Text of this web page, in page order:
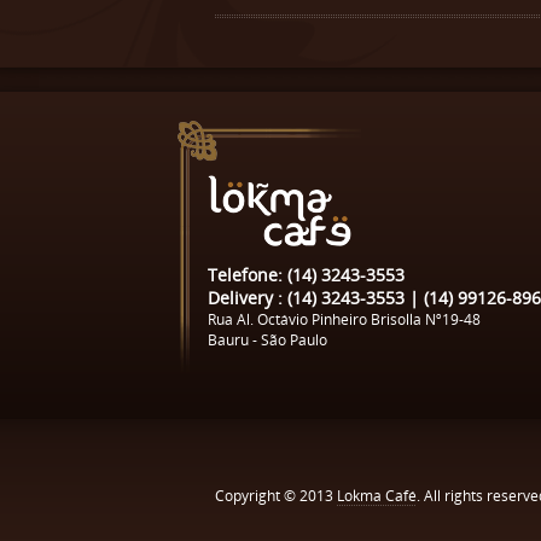
Telefone: (14) 3243-3553
Delivery : (14) 3243-3553 | (14) 99126-
Rua Al. Octávio Pinheiro Brisolla Nº19-48
Bauru - São Paulo
Copyright © 2013 Lokma Café. All rights